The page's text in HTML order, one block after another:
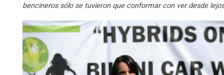
bencineros sólo se tuvieron que conformar con ver desde